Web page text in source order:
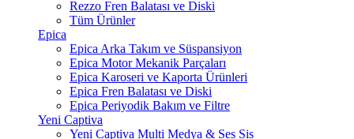
Rezzo Fren Balatası ve Diski
Tüm Ürünler
Epica
Epica Arka Takım ve Süspansiyon
Epica Motor Mekanik Parçaları
Epica Karoseri ve Kaporta Ürünleri
Epica Fren Balatası ve Diski
Epica Periyodik Bakım ve Filtre
Yeni Captiva
Yeni Captiva Multi Medya & Ses Sis